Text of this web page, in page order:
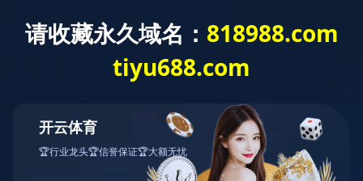
开云网页版登录入口-开云（中国）
开云网页版登录入口-开云（中国）
ERP产品
ERP方案 案例
服务
塑胶制品ERP软件
汽车配件ERP软件 机械制造ERP系统
家用电器ERP系统
关于顺景
制造企业信息化管
理